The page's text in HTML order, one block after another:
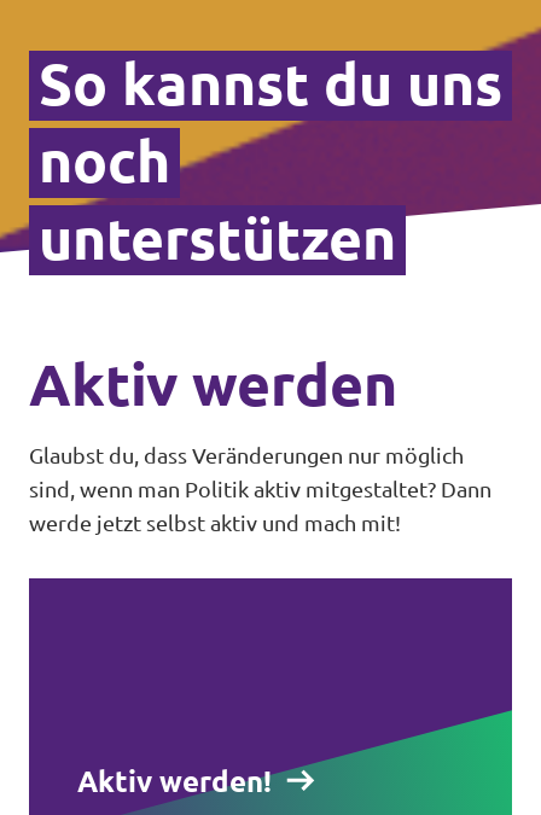
So kannst du uns
noch
unterstützen
Aktiv werden
Glaubst du, dass Veränderungen nur möglich
sind, wenn man Politik aktiv mitgestaltet? Dann
werde jetzt selbst aktiv und mach mit!
Aktiv werden!